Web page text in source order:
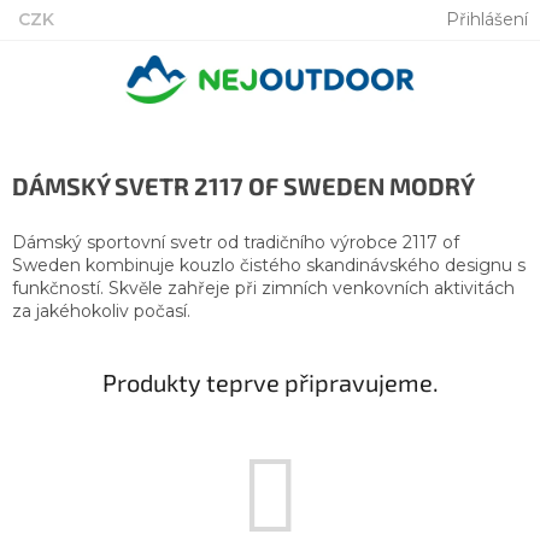
Přejít
CZK Přihlášení
DÁMSKÝ SVETR 2117 OF SWEDEN MODRÝ
Dámský sportovní svetr od tradičního výrobce 2117 of
Sweden kombinuje kouzlo čistého skandinávského designu s
funkčností. Skvěle zahřeje při zimních venkovních aktivitách
za jakéhokoliv počasí.
Produkty teprve připravujeme.